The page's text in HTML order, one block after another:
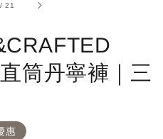
/21
筒丹寧褲｜三
惠